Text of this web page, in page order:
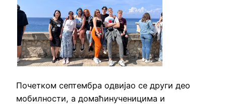
Почетком септембра одвијао се други део
мобилности, а домаћинученицима и